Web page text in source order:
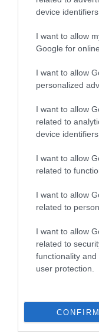
device identifiers
I want to allow
Google for
I want to allow
personalized
I want to allow
related to
device identifiers
I want to allow
related to
I want to allow
related to
I want to allow
related to
functionality
user protection.
CONFIRM
Γιάννης
παιδιά του –
δημοσίευσε
Αποφάσισε φέτος